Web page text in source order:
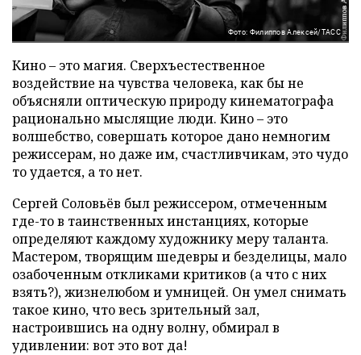
Фото: Филиппов Алексей/ТАСС
Кино – это магия. Сверхъестественное
воздействие на чувства человека, как бы не
объясняли оптическую природу кинематографа
рационально мыслящие люди. Кино – это
волшебство, совершать которое дано немногим
режиссерам, но даже им, счастливчикам, это чудо
то удается, а то нет.
Сергей Соловьёв был режиссером, отмеченным
где-то в таинственных инстанциях, которые
определяют каждому художнику меру таланта.
Мастером, творящим шедевры и безделицы, мало
озабоченным откликами критиков (а что с них
взять?), жизнелюбом и умницей. Он умел снимать
такое кино, что весь зрительный зал,
настроившись на одну волну, обмирал в
удивлении: вот это вот да!